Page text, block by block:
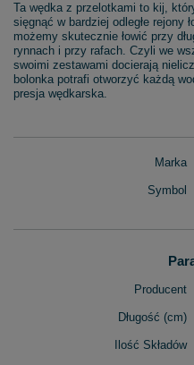
Ta wędka z przelotkami to kij,
sięgnąć w bardziej odległe rejony
możemy skutecznie łowić przy
rynnach i przy rafach. Czyli we
swoimi zestawami docierają
bolonka potrafi otworzyć każdą
presja wędkarska.
Marka
Symbol
Producent
Długość (cm)
Ilość Składów